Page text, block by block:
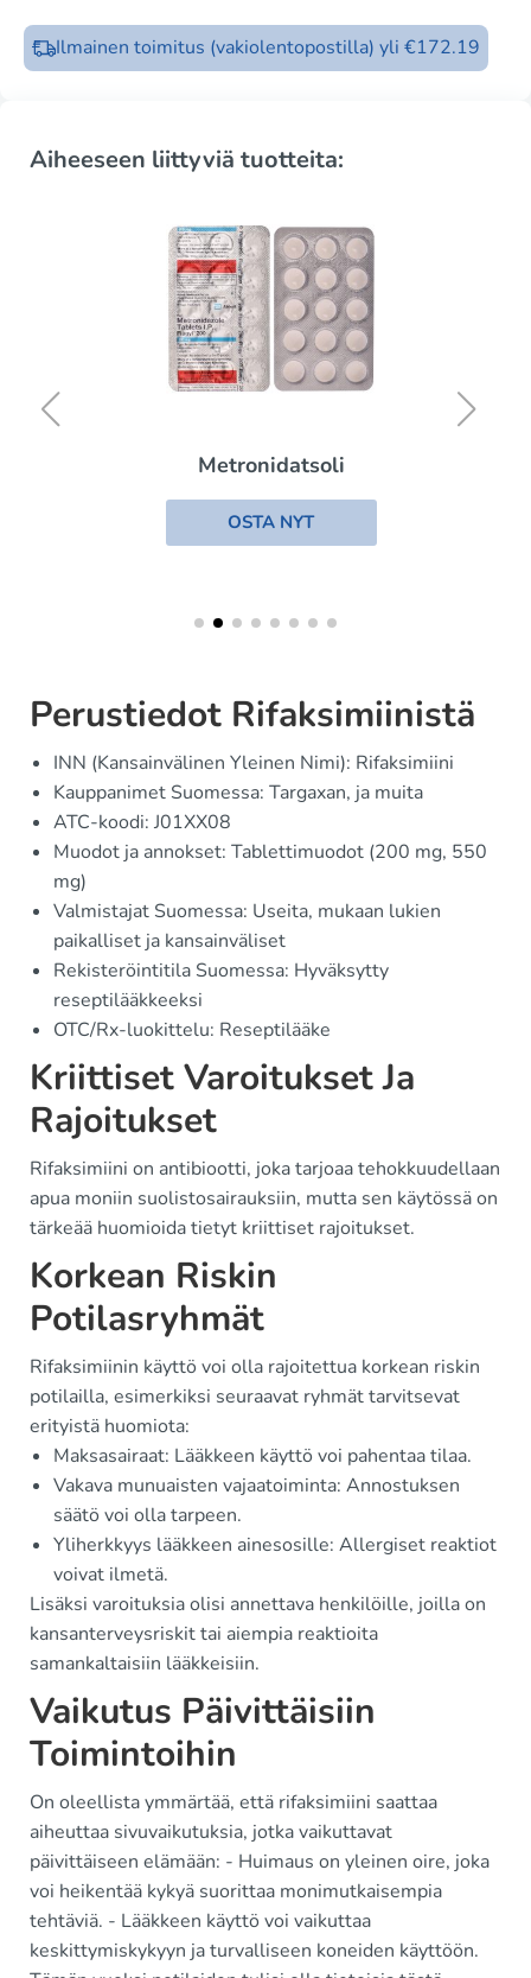
Ilmainen toimitus (vakiolentopostilla) yli €172.19
Aiheeseen liittyviä tuotteita:
Metronidatsoli
OSTA NYT
Perustiedot Rifaksimiinistä
INN (Kansainvälinen Yleinen Nimi): Rifaksimiini
Kauppanimet Suomessa: Targaxan, ja muita
ATC-koodi: J01XX08
Muodot ja annokset: Tablettimuodot (200 mg, 550
mg)
Valmistajat Suomessa: Useita, mukaan lukien
paikalliset ja kansainväliset
Rekisteröintitila Suomessa: Hyväksytty
reseptilääkkeeksi
OTC/Rx-luokittelu: Reseptilääke
Kriittiset Varoitukset Ja
Rajoitukset
Rifaksimiini on antibiootti, joka tarjoaa tehokkuudellaan
apua moniin suolistosairauksiin, mutta sen käytössä on
tärkeää huomioida tietyt kriittiset rajoitukset.
Korkean Riskin
Potilasryhmät
Rifaksimiinin käyttö voi olla rajoitettua korkean riskin
potilailla, esimerkiksi seuraavat ryhmät tarvitsevat
erityistä huomiota:
Maksasairaat: Lääkkeen käyttö voi pahentaa tilaa.
Vakava munuaisten vajaatoiminta: Annostuksen
säätö voi olla tarpeen.
Yliherkkyys lääkkeen ainesosille: Allergiset reaktiot
voivat ilmetä.
Lisäksi varoituksia olisi annettava henkilöille, joilla on
kansanterveysriskit tai aiempia reaktioita
samankaltaisiin lääkkeisiin.
Vaikutus Päivittäisiin
Toimintoihin
On oleellista ymmärtää, että rifaksimiini saattaa
aiheuttaa sivuvaikutuksia, jotka vaikuttavat
päivittäiseen elämään: - Huimaus on yleinen oire, joka
voi heikentää kykyä suorittaa monimutkaisempia
tehtäviä. - Lääkkeen käyttö voi vaikuttaa
keskittymiskykyyn ja turvalliseen koneiden käyttöön.